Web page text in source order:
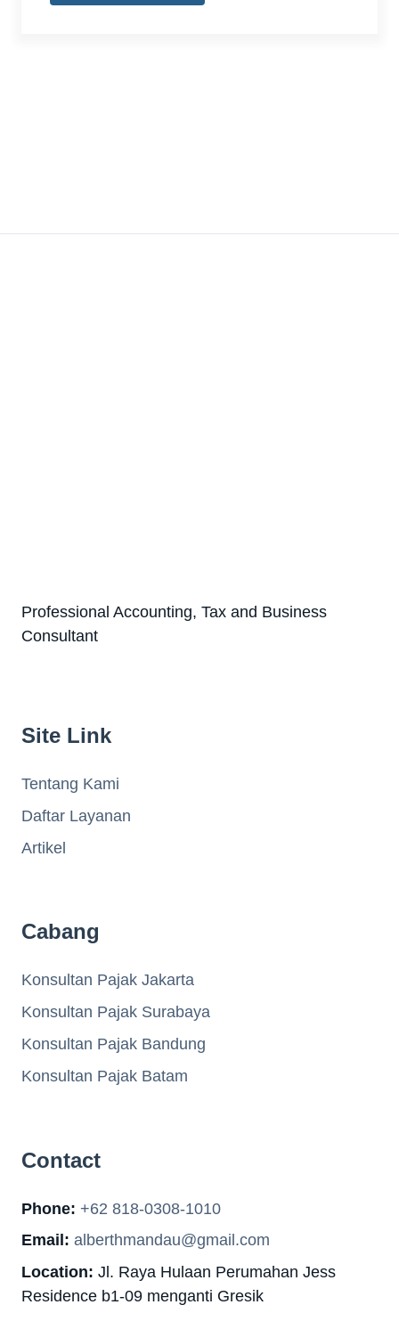
Professional Accounting, Tax and Business
Consultant
Site Link
Tentang Kami
Daftar Layanan
Artikel
Cabang
Konsultan Pajak Jakarta
Konsultan Pajak Surabaya
Konsultan Pajak Bandung
Konsultan Pajak Batam
Contact
Phone: +62 818-0308-1010
Email: alberthmandau@gmail.com
Location: Jl. Raya Hulaan Perumahan Jess
Residence b1-09 menganti Gresik